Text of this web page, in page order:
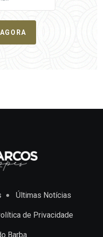
Últimas Notícias
de Privacidade
Barba